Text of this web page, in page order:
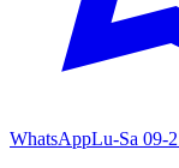
WhatsAppLu-Sa 09-